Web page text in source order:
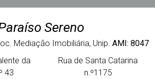
Sereno
Mediação Imobiliária, Unip. AMI: 8047
da
43
Rua de Santa Catarina
n.º1175